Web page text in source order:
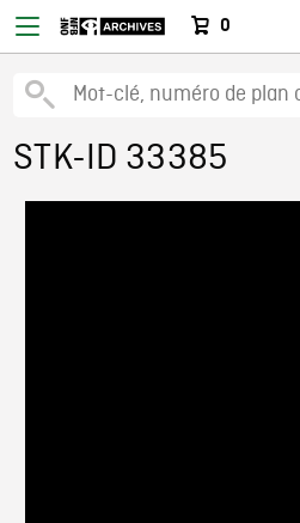
0
STK-ID 33385